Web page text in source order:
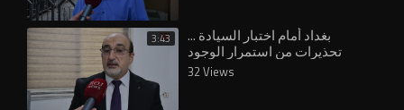
3:43 بغداد أمام اختبار السيادة ...
تحذيرات من استمرار الوجود
32 Views